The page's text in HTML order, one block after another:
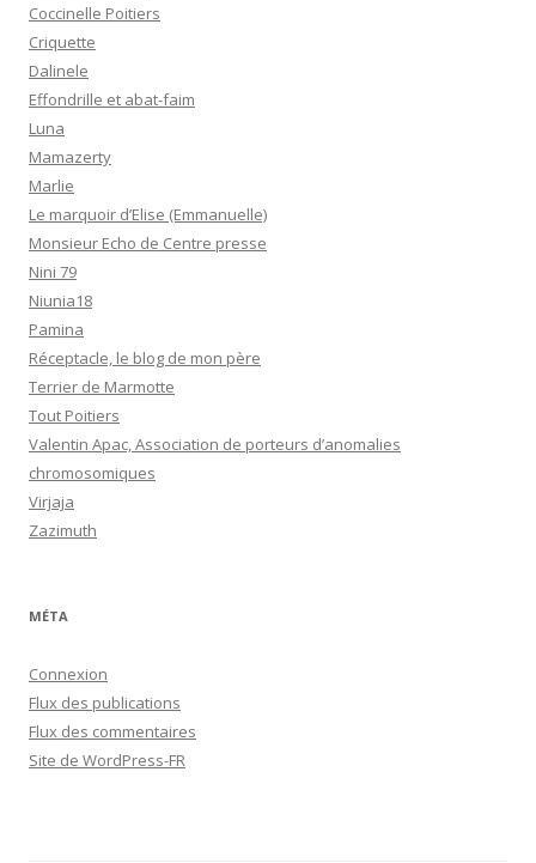
Coccinelle Poitiers
Criquette
Dalinele
Effondrille et abat-faim
Luna
Mamazerty
Marlie
Le marquoir d’Elise (Emmanuelle)
Monsieur Echo de Centre presse
Nini 79
Niunia18
Pamina
Réceptacle, le blog de mon père
Terrier de Marmotte
Tout Poitiers
Valentin Apac, Association de porteurs d’anomalies
chromosomiques
Virjaja
Zazimuth
MÉTA
Connexion
Flux des publications
Flux des commentaires
Site de WordPress-FR